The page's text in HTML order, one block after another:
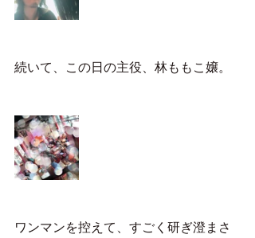
続いて、この日の主役、林ももこ嬢。
ワンマンを控えて、すごく研ぎ澄まさ